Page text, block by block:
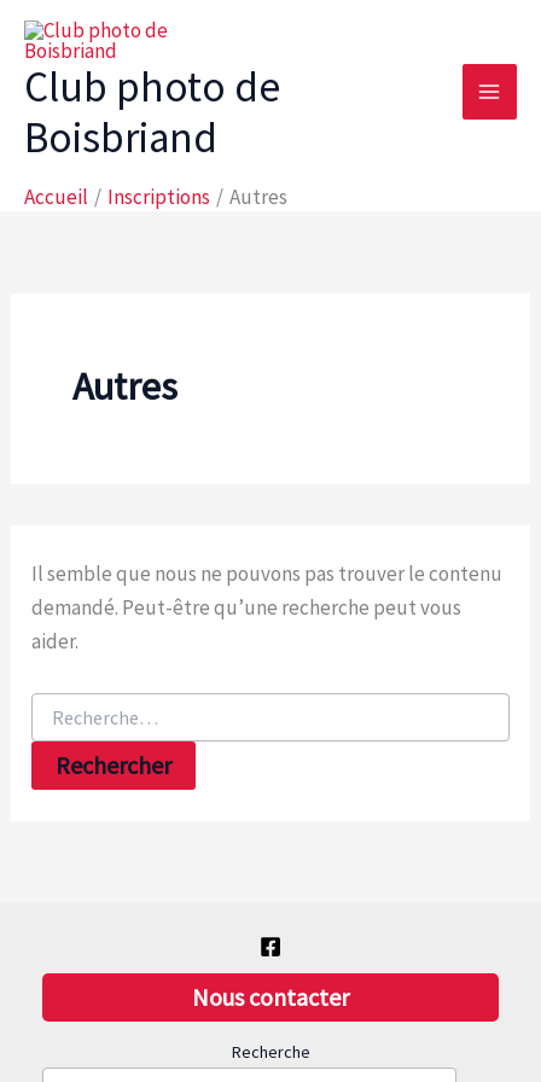
Aller
contenu
Club photo de
Boisbriand
Accueil Inscriptions Autres
Autres
Il semble que nous ne pouvons pas trouver le contenu
demandé. Peut-être qu’une recherche peut vous
aider.
Rechercher :
Nous contacter
Recherche